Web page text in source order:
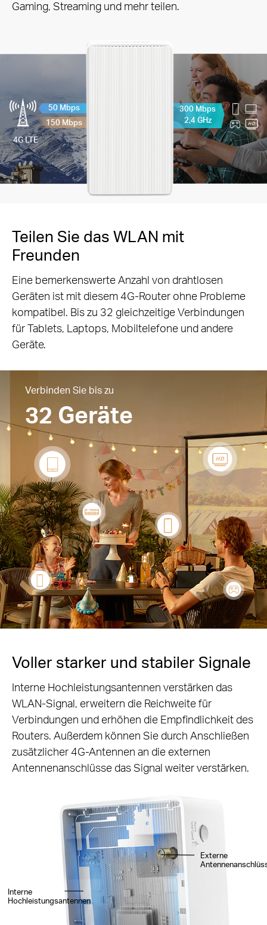
Gaming, Streaming und mehr teilen.
50 Mbps
150 Mbps
4G LTE
300 Mbps
2,4 GHz
Teilen Sie das WLAN mit
Freunden
Eine bemerkenswerte Anzahl von drahtlosen
Geräten ist mit diesem 4G-Router ohne Probleme
kompatibel. Bis zu 32 gleichzeitige Verbindungen
für Tablets, Laptops, Mobiltelefone und andere
Geräte.
Verbinden Sie bis zu
32 Geräte
Voller starker und stabiler Signale
Interne Hochleistungsantennen verstärken das
WLAN-Signal, erweitern die Reichweite für
Verbindungen und erhöhen die Empfindlichkeit des
Routers. Außerdem können Sie durch Anschließen
zusätzlicher 4G-Antennen an die externen
Antennenanschlüsse das Signal weiter verstärken.
Interne
Hochleistungsantennen
Externe